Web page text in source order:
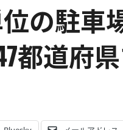
の駐車
都道府